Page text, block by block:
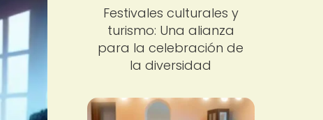
Festivales culturales y
turismo: Una alianza
para la celebración de
la diversidad